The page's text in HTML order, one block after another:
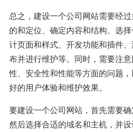
总之，建设一个公司网站需要经
的和定位、确定内容和结构、选
计页面和样式、开发功能和插件
布并进行维护等。同时，需要注
性、安全性和性能等方面的问题
好的用户体验和维护效果。
要建设一个公司网站，首先需要
然后选择合适的域名和主机，并